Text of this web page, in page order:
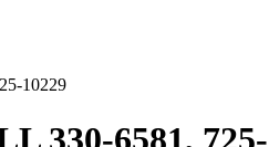
10229